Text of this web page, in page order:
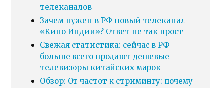
телеканалов
Зачем нужен в РФ новый телеканал
«Кино Индии»? Ответ не так прост
Свежая статистика: сейчас в РФ
больше всего продают дешевые
телевизоры китайских марок
Обзор: От частот к стримингу: почему